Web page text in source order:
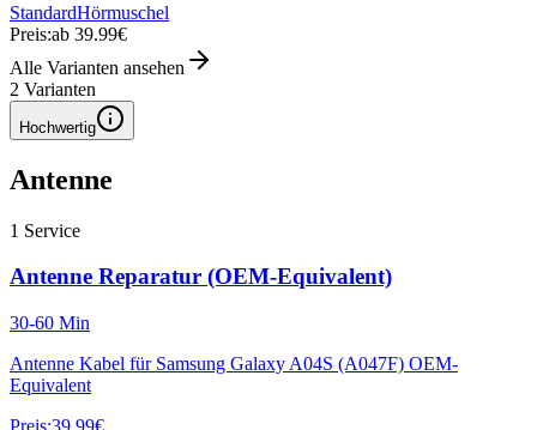
StandardHörmuschel
Preis:ab 39.99€
Alle Varianten ansehen
2 Varianten
Hochwertig
Antenne
1 Service
Antenne Reparatur (OEM-Equivalent)
30-60 Min
Antenne Kabel für Samsung Galaxy A04S (A047F) OEM-
Equivalent